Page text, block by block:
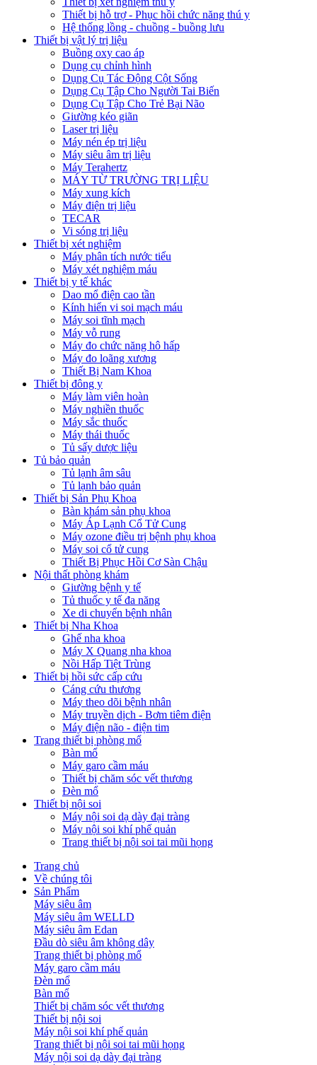
Thiết bị hỗ trợ - Phục hồi chức năng thú y
Hệ thống lồng - chuồng - buồng lưu
Thiết bị vật lý trị liệu
Buồng oxy cao áp
Dụng cụ chỉnh hình
Dụng Cụ Tác Động Cột Sống
Dụng Cụ Tập Cho Người Tai Biến
Dụng Cụ Tập Cho Trẻ Bại Não
Giường kéo giãn
Laser trị liệu
Máy nén ép trị liệu
Máy siêu âm trị liệu
Máy Terahertz
MÁY TỪ TRƯỜNG TRỊ LIỆU
Máy xung kích
Máy điện trị liệu
TECAR
Vi sóng trị liệu
Thiết bị xét nghiệm
Máy phân tích nước tiểu
Máy xét nghiệm máu
Thiết bị y tế khác
Dao mổ điện cao tần
Kính hiển vi soi mạch máu
Máy soi tĩnh mạch
Máy vỗ rung
Máy đo chức năng hô hấp
Máy đo loãng xương
Thiết Bị Nam Khoa
Thiết bị đông y
Máy làm viên hoàn
Máy nghiền thuốc
Máy sắc thuốc
Máy thái thuốc
Tủ sấy dược liệu
Tủ bảo quản
Tủ lạnh âm sâu
Tủ lạnh bảo quản
Thiết bị Sản Phụ Khoa
Bàn khám sản phụ khoa
Máy Áp Lạnh Cổ Tử Cung
Máy ozone điều trị bệnh phụ khoa
Máy soi cổ tử cung
Thiết Bị Phục Hồi Cơ Sàn Chậu
Nội thất phòng khám
Giường bệnh y tế
Tủ thuốc y tế đa năng
Xe di chuyển bệnh nhân
Thiết bị Nha Khoa
Ghế nha khoa
Máy X Quang nha khoa
Nồi Hấp Tiệt Trùng
Thiết bị hồi sức cấp cứu
Cáng cứu thương
Máy theo dõi bệnh nhân
Máy truyền dịch - Bơm tiêm điện
Máy điện não - điện tim
Trang thiết bị phòng mổ
Bàn mổ
Máy garo cầm máu
Thiết bị chăm sóc vết thương
Đèn mổ
Thiết bị nội soi
Máy nội soi dạ dày đại tràng
Máy nội soi khí phế quản
Trang thiết bị nội soi tai mũi họng
Trang chủ
Về chúng tôi
Sản Phẩm
Máy siêu âm
Máy siêu âm WELLD
Máy siêu âm Edan
Đầu dò siêu âm không dây
Trang thiết bị phòng mổ
Máy garo cầm máu
Đèn mổ
Bàn mổ
Thiết bị chăm sóc vết thương
Thiết bị nội soi
Máy nội soi khí phế quản
Trang thiết bị nội soi tai mũi họng
Máy nội soi dạ dày đại tràng